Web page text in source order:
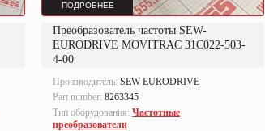
ПОДРОБНЕЕ
Преобразователь частоты SEW-
EURODRIVE MOVITRAC 31C022-503-
4-00
Производитель: SEW EURODRIVE
Part number: 8263345
Тип оборудования: Частотные
преобразователи